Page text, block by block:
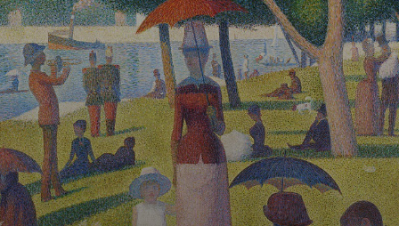
Seurat fu un
pittore francese,
nato nel pieno
fermento della
rivoluzione